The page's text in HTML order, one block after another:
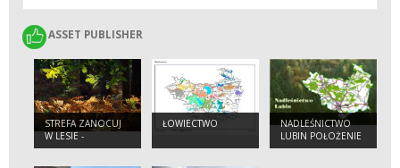
ASSET PUBLISHER
ASSET PUBLISHER
STREFA ZANOCUJ
W LESIE -
„GRZYBOWA
ŁOWIECTWO
NADLEŚNICTWO
LUBIN POŁOŻENIE